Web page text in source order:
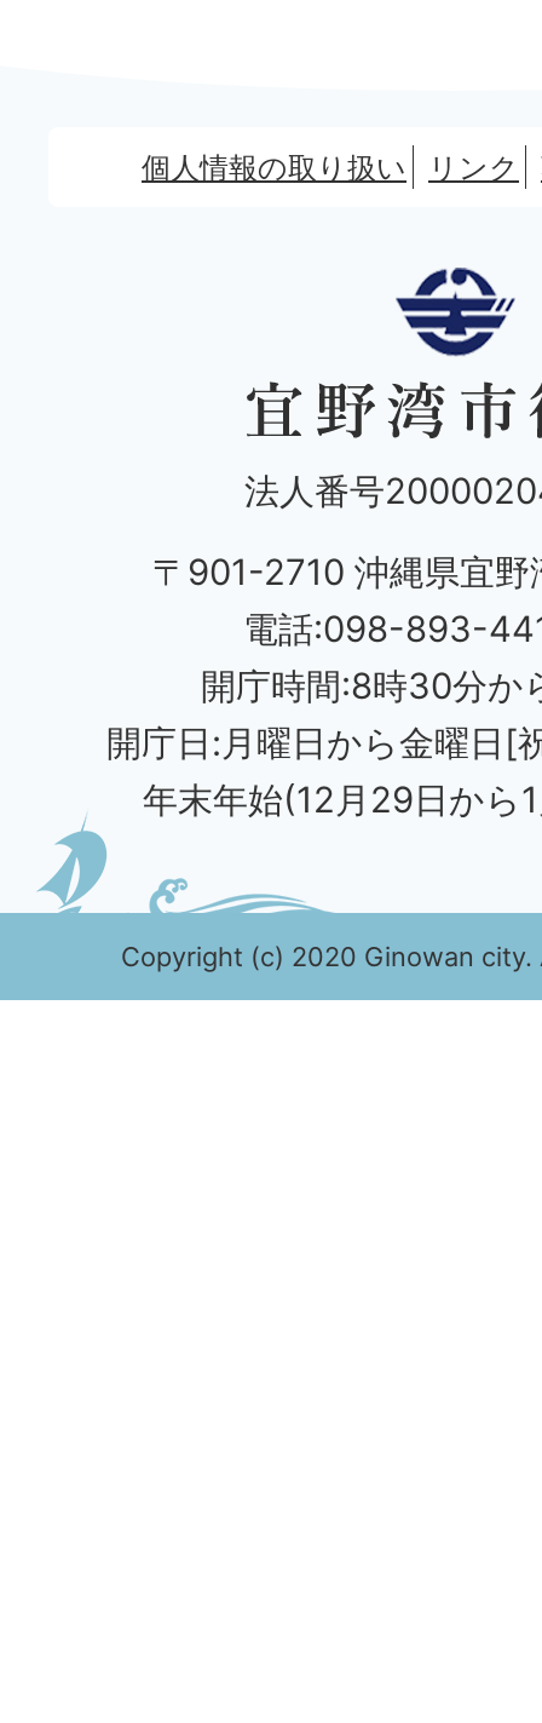
個人情報の取り扱い リンク
法人番号
〒901-2710 沖縄県宜野
電話:098-893-
開庁時間:8時30分か
開庁日:月曜日から金曜日[
年末年始(12月29日から
Copyright (c) 2020 Ginowan city.